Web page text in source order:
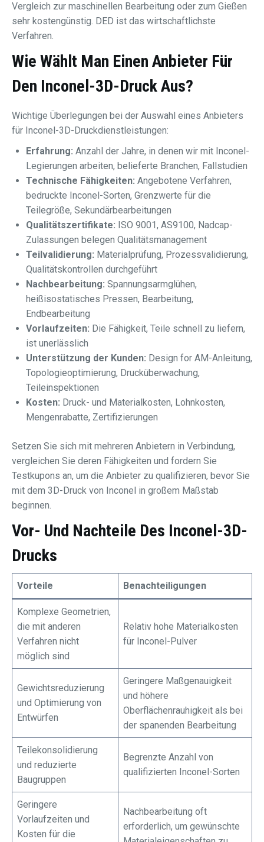
Vergleich zur maschinellen Bearbeitung oder zum Gießen
sehr kostengünstig. DED ist das wirtschaftlichste
Verfahren.
Wie Wählt Man Einen Anbieter Für
Den Inconel-3D-Druck Aus?
Wichtige Überlegungen bei der Auswahl eines Anbieters
für Inconel-3D-Druckdienstleistungen:
Erfahrung: Anzahl der Jahre, in denen wir mit Inconel-
Legierungen arbeiten, belieferte Branchen, Fallstudien
Technische Fähigkeiten: Angebotene Verfahren,
bedruckte Inconel-Sorten, Grenzwerte für die
Teilegröße, Sekundärbearbeitungen
Qualitätszertifikate: ISO 9001, AS9100, Nadcap-
Zulassungen belegen Qualitätsmanagement
Teilvalidierung: Materialprüfung, Prozessvalidierung,
Qualitätskontrollen durchgeführt
Nachbearbeitung: Spannungsarmglühen,
heißisostatisches Pressen, Bearbeitung,
Endbearbeitung
Vorlaufzeiten: Die Fähigkeit, Teile schnell zu liefern,
ist unerlässlich
Unterstützung der Kunden: Design for AM-Anleitung,
Topologieoptimierung, Drucküberwachung,
Teileinspektionen
Kosten: Druck- und Materialkosten, Lohnkosten,
Mengenrabatte, Zertifizierungen
Setzen Sie sich mit mehreren Anbietern in Verbindung,
vergleichen Sie deren Fähigkeiten und fordern Sie
Testkupons an, um die Anbieter zu qualifizieren, bevor Sie
mit dem 3D-Druck von Inconel in großem Maßstab
beginnen.
Vor- Und Nachteile Des Inconel-3D-
Drucks
Vorteile Benachteiligungen
Komplexe Geometrien,
die mit anderen
Verfahren nicht
möglich sind
Relativ hohe Materialkosten
für Inconel-Pulver
Gewichtsreduzierung
und Optimierung von
Entwürfen
Geringere Maßgenauigkeit
und höhere
Oberflächenrauhigkeit als bei
der spanenden Bearbeitung
Teilekonsolidierung
und reduzierte
Baugruppen
Begrenzte Anzahl von
qualifizierten Inconel-Sorten
Geringere
Vorlaufzeiten und
Kosten für die
Nachbearbeitung oft
erforderlich, um gewünschte